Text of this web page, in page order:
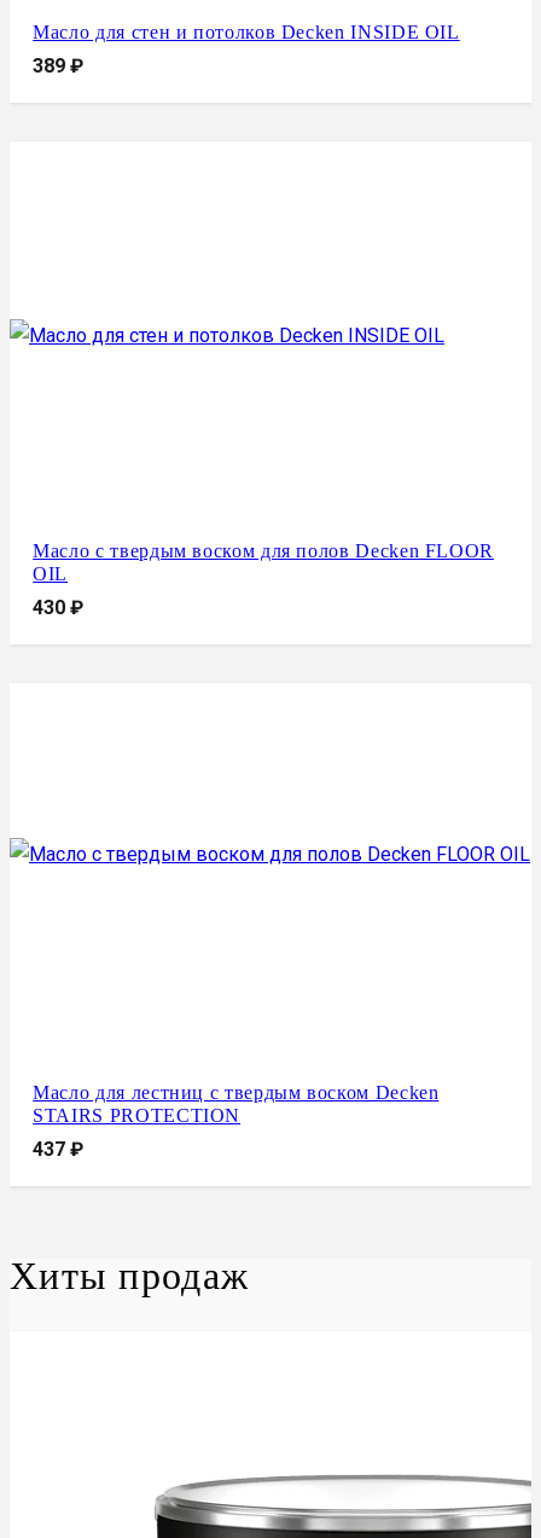
Масло для стен и потолков Decken INSIDE OIL
389₽
Масло с твердым воском для полов Decken FLOOR
OIL
430₽
Масло для лестниц с твердым воском Decken
STAIRS PROTECTION
437₽
Хиты продаж